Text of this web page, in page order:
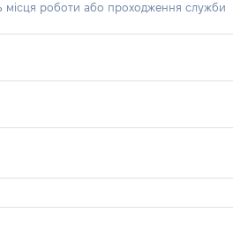
місця роботи або проходження служби